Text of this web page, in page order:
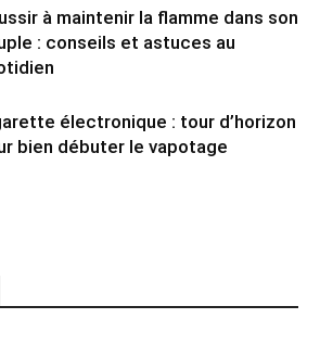
à maintenir la flamme dans son
: conseils et astuces au
électronique : tour d’horizon
bien débuter le vapotage